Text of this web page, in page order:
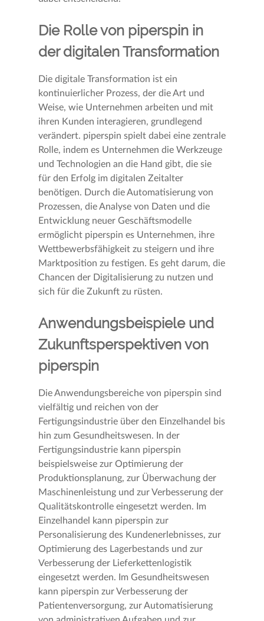
Die Rolle von piperspin in
der digitalen Transformation
Die digitale Transformation ist ein
kontinuierlicher Prozess, der die Art und
Weise, wie Unternehmen arbeiten und mit
ihren Kunden interagieren, grundlegend
verändert. piperspin spielt dabei eine zentrale
Rolle, indem es Unternehmen die Werkzeuge
und Technologien an die Hand gibt, die sie
für den Erfolg im digitalen Zeitalter
benötigen. Durch die Automatisierung von
Prozessen, die Analyse von Daten und die
Entwicklung neuer Geschäftsmodelle
ermöglicht piperspin es Unternehmen, ihre
Wettbewerbsfähigkeit zu steigern und ihre
Marktposition zu festigen. Es geht darum, die
Chancen der Digitalisierung zu nutzen und
sich für die Zukunft zu rüsten.
Anwendungsbeispiele und
Zukunftsperspektiven von
piperspin
Die Anwendungsbereiche von piperspin sind
vielfältig und reichen von der
Fertigungsindustrie über den Einzelhandel bis
hin zum Gesundheitswesen. In der
Fertigungsindustrie kann piperspin
beispielsweise zur Optimierung der
Produktionsplanung, zur Überwachung der
Maschinenleistung und zur Verbesserung der
Qualitätskontrolle eingesetzt werden. Im
Einzelhandel kann piperspin zur
Personalisierung des Kundenerlebnisses, zur
Optimierung des Lagerbestands und zur
Verbesserung der Lieferkettenlogistik
eingesetzt werden. Im Gesundheitswesen
kann piperspin zur Verbesserung der
Patientenversorgung, zur Automatisierung